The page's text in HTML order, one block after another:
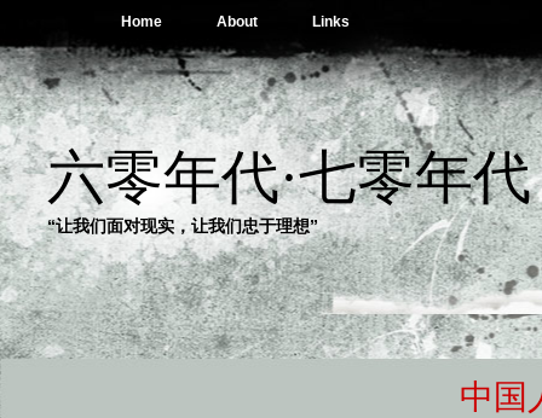
Home About Links
六零年代·七零年代
“让我们面对现实，让我们忠于理想”
中国